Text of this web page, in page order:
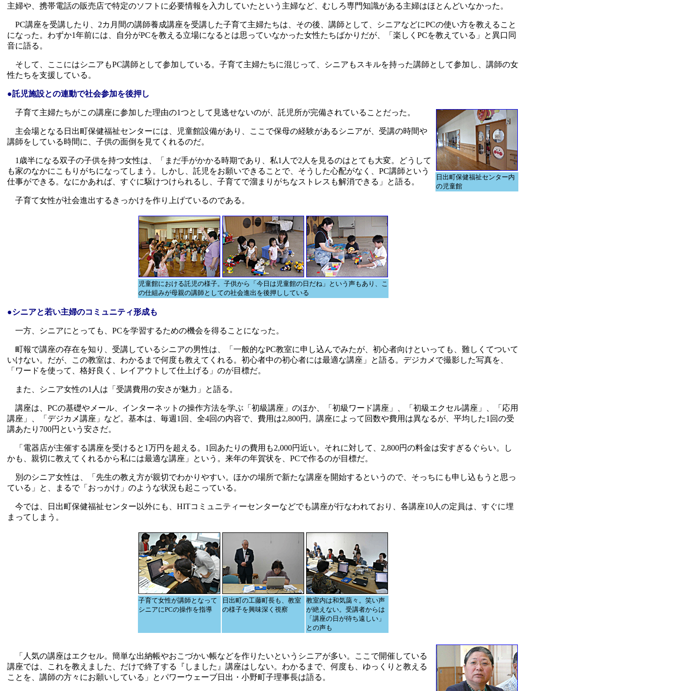
主婦や、携帯電話の販売店で特定のソフトに必要情報を入力していたという主婦など、むしろ専門知識がある主婦はほとんどいなかった。
PC講座を受講したり、2カ月間の講師養成講座を受講した子育て主婦たちは、その後、講師として、シニアなどにPCの使い方を教えること
になった。わずか1年前には、自分がPCを教える立場になるとは思っていなかった女性たちばかりだが、「楽しくPCを教えている」と異口同
音に語る。
そして、ここにはシニアもPC講師として参加している。子育て主婦たちに混じって、シニアもスキルを持った講師として参加し、講師の女
性たちを支援している。
●託児施設との連動で社会参加を後押し
日出町保健福祉センター内
の児童館
子育て主婦たちがこの講座に参加した理由の1つとして見逃せないのが、託児所が完備されていることだった。
主会場となる日出町保健福祉センターには、児童館設備があり、ここで保母の経験があるシニアが、受講の時間や
講師をしている時間に、子供の面倒を見てくれるのだ。
1歳半になる双子の子供を持つ女性は、「まだ手がかかる時期であり、私1人で2人を見るのはとても大変。どうして
も家のなかにこもりがちになってしまう。しかし、託児をお願いできることで、そうした心配がなく、PC講師という
仕事ができる。なにかあれば、すぐに駆けつけられるし、子育てで溜まりがちなストレスも解消できる」と語る。
子育て女性が社会進出するきっかけを作り上げているのである。
児童館における託児の様子。子供から「今日は児童館の日だね」という声もあり、こ
の仕組みが母親の講師としての社会進出を後押ししている
●シニアと若い主婦のコミュニティ形成も
一方、シニアにとっても、PCを学習するための機会を得ることになった。
町報で講座の存在を知り、受講しているシニアの男性は、「一般的なPC教室に申し込んでみたが、初心者向けといっても、難しくてついて
いけない。だが、この教室は、わかるまで何度も教えてくれる。初心者中の初心者には最適な講座」と語る。デジカメで撮影した写真を、
「ワードを使って、格好良く、レイアウトして仕上げる」のが目標だ。
また、シニア女性の1人は「受講費用の安さが魅力」と語る。
講座は、PCの基礎やメール、インターネットの操作方法を学ぶ「初級講座」のほか、「初級ワード講座」、「初級エクセル講座」、「応用
講座」、「デジカメ講座」など。基本は、毎週1回、全4回の内容で、費用は2,800円。講座によって回数や費用は異なるが、平均した1回の受
講あたり700円という安さだ。
「電器店が主催する講座を受けると1万円を超える。1回あたりの費用も2,000円近い。それに対して、2,800円の料金は安すぎるぐらい。し
かも、親切に教えてくれるから私には最適な講座」という。来年の年賀状を、PCで作るのが目標だ。
別のシニア女性は、「先生の教え方が親切でわかりやすい。ほかの場所で新たな講座を開始するというので、そっちにも申し込もうと思っ
ている」と、まるで「おっかけ」のような状況も起こっている。
今では、日出町保健福祉センター以外にも、HITコミュニティーセンターなどでも講座が行なわれており、各講座10人の定員は、すぐに埋
まってしまう。
子育て女性が講師となって
シニアにPCの操作を指導
日出町の工藤町長も、教室
の様子を興味深く視察
教室内は和気藹々。笑い声
が絶えない。受講者からは
「講座の日が待ち遠しい」
との声も
「人気の講座はエクセル。簡単な出納帳やおこづかい帳などを作りたいというシニアが多い。ここで開催している
講座では、これを教えました、だけで終了する『しました』講座はしない。わかるまで、何度も、ゆっくりと教える
ことを、講師の方々にお願いしている」とパワーウェーブ日出・小野町子理事長は語る。